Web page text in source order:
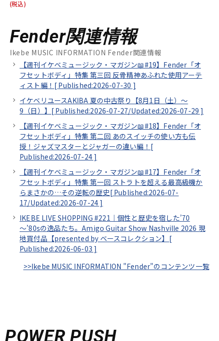
(税込)
Fender関連情報
Ikebe MUSIC INFORMATION Fender関連情報
【週刊イケベミュージック・マガジン📖#19】Fender「オ
フセットボディ」特集 第三回 反骨精神あふれた使用アーテ
ィスト編！[ Published:2026-07-30 ]
イケベリユースAKIBA 夏の中古祭り【8月1日（土）～
9（日）】[ Published:2026-07-27/Updated:2026-07-29 ]
【週刊イケベミュージック・マガジン📖#18】Fender「オ
フセットボディ」特集 第二回 あのスイッチの使い方も伝
授！ジャズマスターとジャガーの違い編！[
Published:2026-07-24 ]
【週刊イケベミュージック・マガジン📖#17】Fender「オ
フセットボディ」特集 第一回 ストラトを超える最高級機か
らまさかの…その逆転の歴史[ Published:2026-07-
17/Updated:2026-07-24 ]
IKEBE LIVE SHOPPING #221｜個性と歴史を宿した’70
～’80sの逸品たち。Amigo Guitar Show Nashville 2026 現
地買付品【presented by ベースコレクション】[
Published:2026-06-03 ]
>>Ikebe MUSIC INFORMATION "Fender"のコンテンツ一覧
POWER PUSH